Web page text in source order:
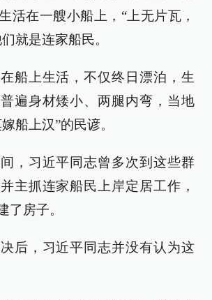
活在一艘小船上，“上无片瓦，
就是连家船民。
船上生活，不仅终日漂泊，生
遍身材矮小、两腿内弯，当地
船上汉”的民谚。
，习近平同志曾多次到这些群
主抓连家船民上岸定居工作，
了房子。
后，习近平同志并没有认为这